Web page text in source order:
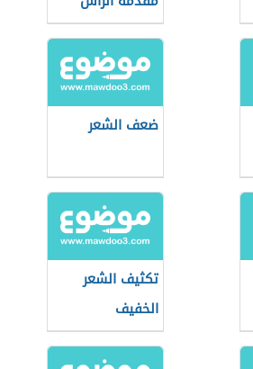
ضعف الشعر
تكثيف الشعر
الخفيف